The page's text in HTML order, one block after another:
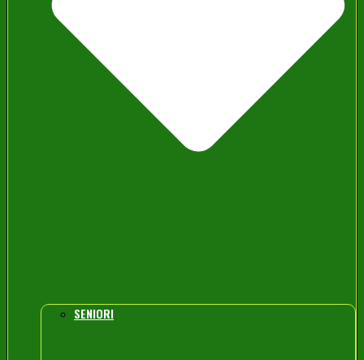
SENIORI